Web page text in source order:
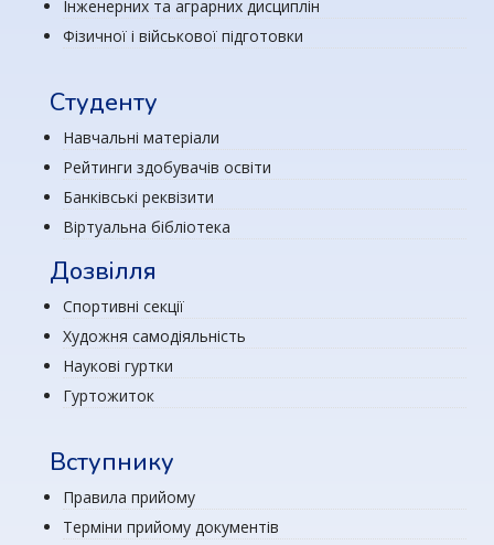
Інженерних та аграрних дисциплін
Фізичної і військової підготовки
Студенту
Навчальні матеріали
Рейтинги здобувачів освіти
Банківські реквізити
Віртуальна бібліотека
Дозвілля
Спортивні секції
Художня самодіяльність
Наукові гуртки
Гуртожиток
Вступнику
Правила прийому
Терміни прийому документів